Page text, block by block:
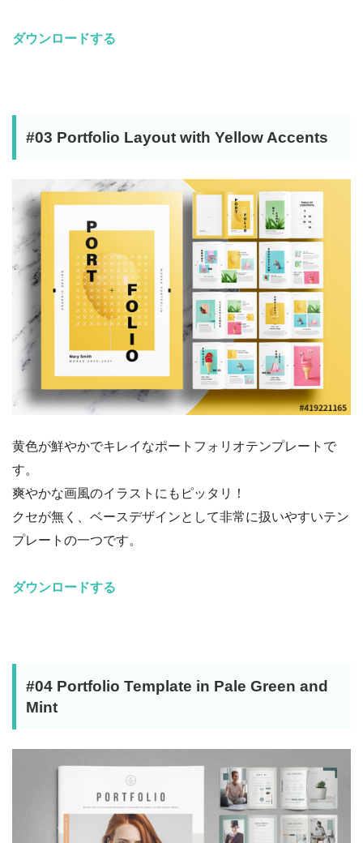
ダウンロードする
#03 Portfolio Layout with Yellow Accents
黄色が鮮やかでキレイなポートフォリオテンプレートで
す。
爽やかな画風のイラストにもピッタリ！
クセが無く、ベースデザインとして非常に扱いやすいテン
プレートの一つです。
ダウンロードする
#04 Portfolio Template in Pale Green and
Mint